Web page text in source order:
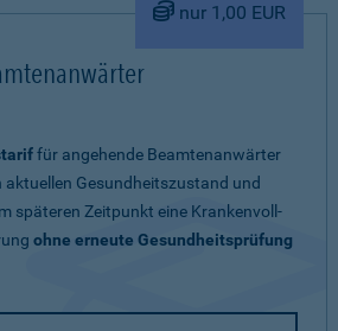
nur 1,00 EUR
für angehende Beamtenanwärter
aktuellen Gesundheitszustand und
späteren Zeitpunkt eine Krankenvoll-
ohne erneute Gesundheitsprüfung